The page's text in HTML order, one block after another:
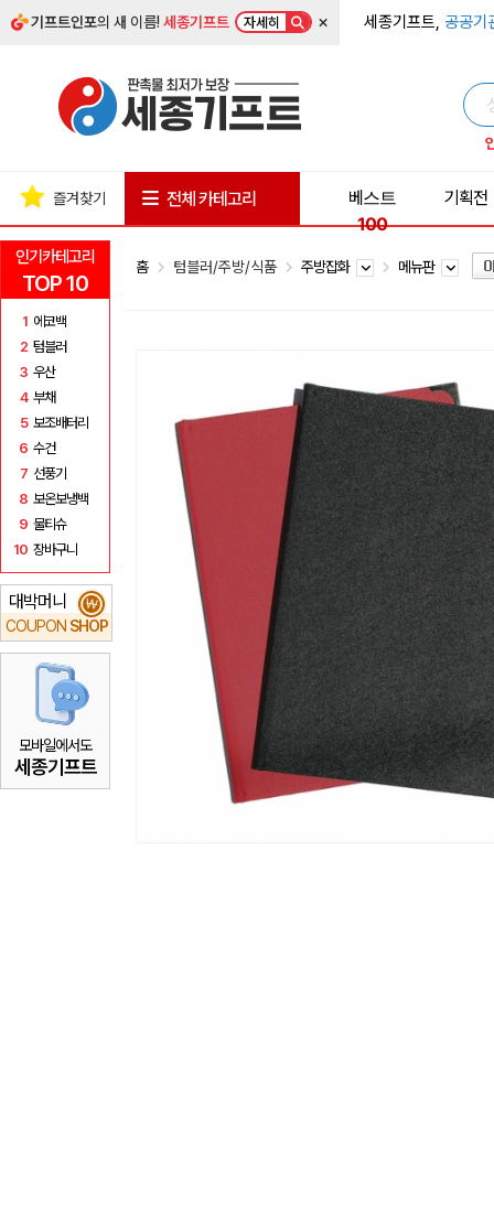
기프트인포의 새 이름!세종기프트 자세히 × 세종기프트, 공공기
인기카테고리
TOP 10
1 에코백
2 텀블러
3 우산
4 부채
5 보조배터리
6 수건
7 선풍기
8 보온보냉백
9 물티슈
10 장바구니
대박머니
COUPON SHOP
₩
모바일에서도
세종기프트
즐겨찾기 전체 카테고리
베스트
100
기획전
홈 텀블러/주방/식품 주방잡화 메뉴판